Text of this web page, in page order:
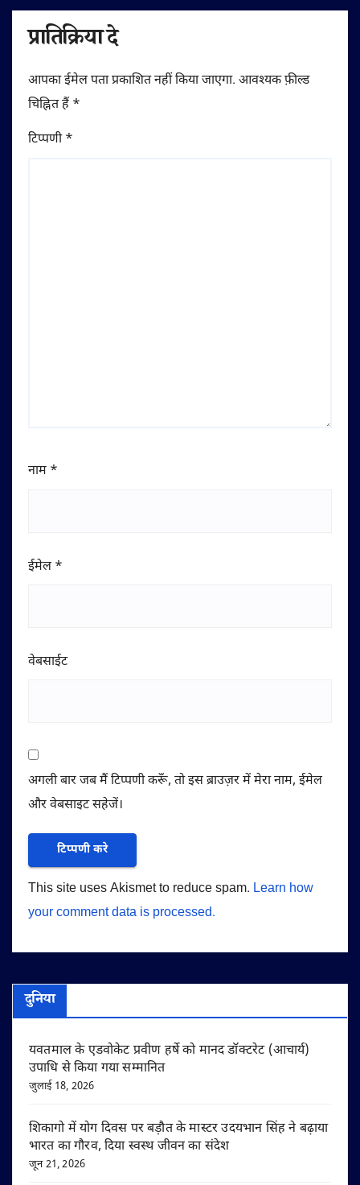
प्रातिक्रिया दे
आपका ईमेल पता प्रकाशित नहीं किया जाएगा. आवश्यक फ़ील्ड
चिह्नित हैं *
टिप्पणी*
नाम *
ईमेल *
वेबसाईट
अगली बार जब मैं टिप्पणी करूँ, तो इस ब्राउज़र में मेरा नाम, ईमेल
और वेबसाइट सहेजें।
This site uses Akismet to reduce spam. Learn how
your comment data is processed.
दुनिया
यवतमाल के एडवोकेट प्रवीण हर्षे को मानद डॉक्टरेट (आचार्य)
उपाधि से किया गया सम्मानित
जुलाई 18, 2026
शिकागो में योग दिवस पर बड़ौत के मास्टर उदयभान सिंह ने बढ़ाया
भारत का गौरव, दिया स्वस्थ जीवन का संदेश
जून 21, 2026